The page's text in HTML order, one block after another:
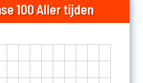
100 Aller tijden